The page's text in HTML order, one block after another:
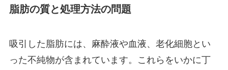
脂肪の質と処理方法の問題
吸引した脂肪には、麻酔液や血液、老化細胞とい
った不純物が含まれています。これらをいかに丁